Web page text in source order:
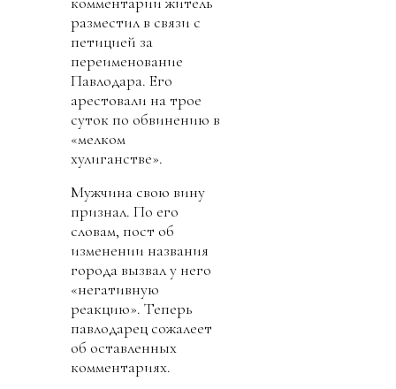
разместил в связи с
петицией за
переименование
Павлодара. Его
арестовали на трое
суток по обвинению в
«мелком
хулиганстве».
Мужчина свою вину
признал. По его
словам, пост об
изменении названия
города вызвал у него
«негативную
реакцию». Теперь
павлодарец сожалеет
об оставленных
комментариях.